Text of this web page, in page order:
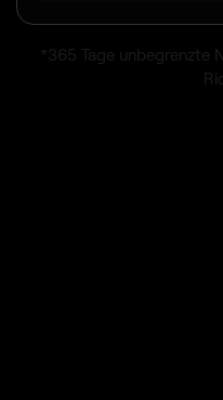
*365 Tage unbegrenzte